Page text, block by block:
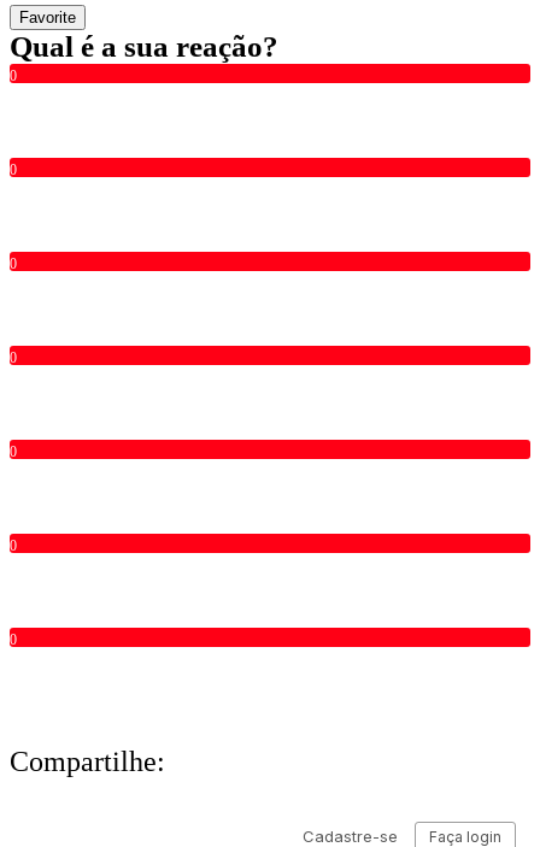
Favorite
Qual é a sua reação?
0
0
0
0
0
0
0
Compartilhe: